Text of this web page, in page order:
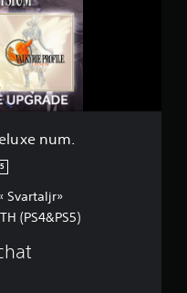
num.
Svartaljr»
(PS4&PS5)